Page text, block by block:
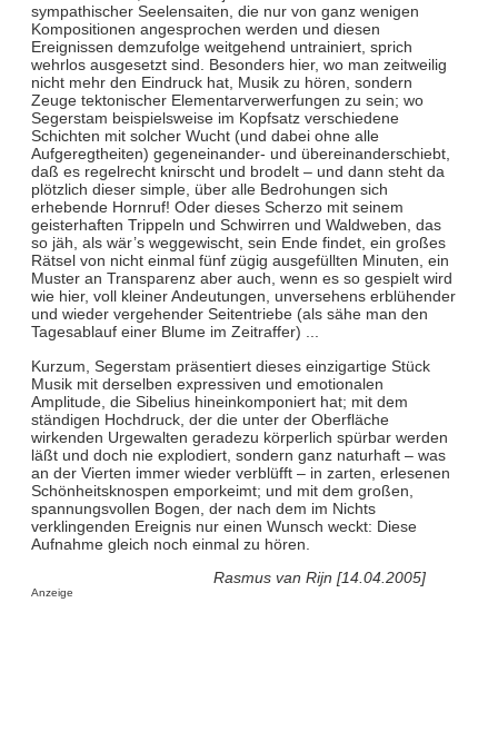
sympathischer Seelensaiten, die nur von ganz wenigen
Kompositionen angesprochen werden und diesen
Ereignissen demzufolge weitgehend untrainiert, sprich
wehrlos ausgesetzt sind. Besonders hier, wo man zeitweilig
nicht mehr den Eindruck hat, Musik zu hören, sondern
Zeuge tektonischer Elementarverwerfungen zu sein; wo
Segerstam beispielsweise im Kopfsatz verschiedene
Schichten mit solcher Wucht (und dabei ohne alle
Aufgeregtheiten) gegeneinander- und übereinanderschiebt,
daß es regelrecht knirscht und brodelt – und dann steht da
plötzlich dieser simple, über alle Bedrohungen sich
erhebende Hornruf! Oder dieses Scherzo mit seinem
geisterhaften Trippeln und Schwirren und Waldweben, das
so jäh, als wär’s weggewischt, sein Ende findet, ein großes
Rätsel von nicht einmal fünf zügig ausgefüllten Minuten, ein
Muster an Transparenz aber auch, wenn es so gespielt wird
wie hier, voll kleiner Andeutungen, unversehens erblühender
und wieder vergehender Seitentriebe (als sähe man den
Tagesablauf einer Blume im Zeitraffer) ...
Kurzum, Segerstam präsentiert dieses einzigartige Stück
Musik mit derselben expressiven und emotionalen
Amplitude, die Sibelius hineinkomponiert hat; mit dem
ständigen Hochdruck, der die unter der Oberfläche
wirkenden Urgewalten geradezu körperlich spürbar werden
läßt und doch nie explodiert, sondern ganz naturhaft – was
an der Vierten immer wieder verblüfft – in zarten, erlesenen
Schönheitsknospen emporkeimt; und mit dem großen,
spannungsvollen Bogen, der nach dem im Nichts
verklingenden Ereignis nur einen Wunsch weckt: Diese
Aufnahme gleich noch einmal zu hören.
Rasmus van Rijn [14.04.2005]
Anzeige